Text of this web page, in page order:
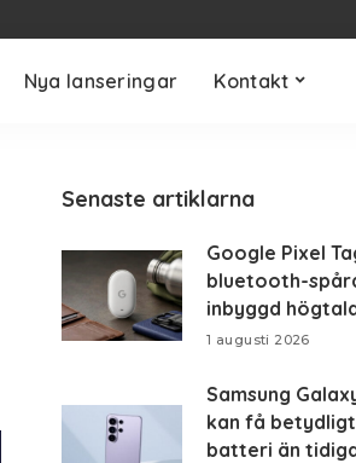
Nya lanseringar Kontakt
Senaste artiklarna
Google Pixel
bluetooth-
inbyggd
1 augusti 2026
Samsung
kan få
batteri än